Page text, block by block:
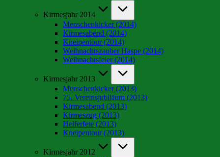
Kirmesjahr 2014
Menschenkicker (2014)
Kirmesabend (2014)
Kneipentour (2014)
Weihnachtszauber Haspe (2014)
Weihnachtsfeier (2014)
Kirmesjahr 2013
Menschenkicker (2013)
75. Vereinsjubiläum (2013)
Kirmesabend (2013)
Kirmeszug (2013)
Helferfete (2013)
Kneipentour (2013)
Kirmesjahr 2012